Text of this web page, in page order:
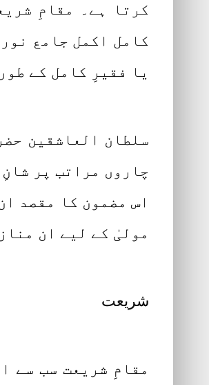
کرتا ہے۔ مقامِ
کامل اکمل جامع
یا فقیرِ کامل کے
سلطان العاشقین
چاروں مراتب پر
اس مضمون کا مقصد
مولیٰ کے لیے ان
شریعت
مقامِ شریعت سب سے